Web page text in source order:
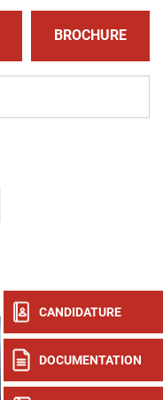
BROCHURE
CANDIDATURE
DOCUMENTATION